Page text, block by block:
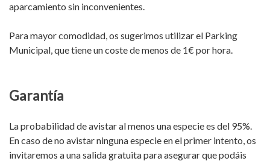
aparcamiento sin inconvenientes.
Para mayor comodidad, os sugerimos utilizar el Parking
Municipal, que tiene un coste de menos de 1€ por hora.
Garantía
La probabilidad de avistar al menos una especie es del 95%.
En caso de no avistar ninguna especie en el primer intento, os
invitaremos a una salida gratuita para asegurar que podáis